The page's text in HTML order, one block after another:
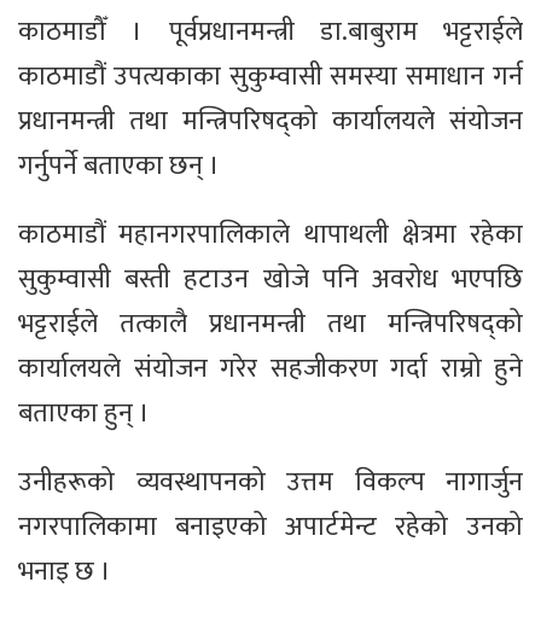
काठमाडौँ । पूर्वप्रधानमन्त्री डा.बाबुराम भट्टराईले
काठमाडौं उपत्यकाका सुकुम्वासी समस्या समाधान गर्न
प्रधानमन्त्री तथा मन्त्रिपरिषद्को कार्यालयले संयोजन
गर्नुपर्ने बताएका छन् ।
काठमाडौं महानगरपालिकाले थापाथली क्षेत्रमा रहेका
सुकुम्वासी बस्ती हटाउन खोजे पनि अवरोध भएपछि
भट्टराईले तत्कालै प्रधानमन्त्री तथा मन्त्रिपरिषद्को
कार्यालयले संयोजन गरेर सहजीकरण गर्दा राम्रो हुने
बताएका हुन् ।
उनीहरूको व्यवस्थापनको उत्तम विकल्प नागार्जुन
नगरपालिकामा बनाइएको अपार्टमेन्ट रहेको उनको
भनाइ छ ।